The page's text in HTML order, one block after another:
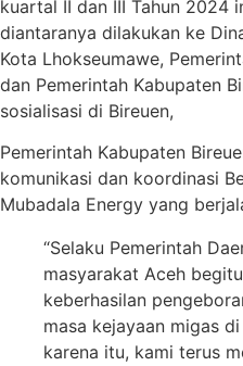
kuartal II dan III Tahun 2024
diantaranya dilakukan ke
Kota Lhokseumawe,
dan Pemerintah Kabupaten
sosialisasi di Bireuen,
Pemerintah Kabupaten
komunikasi dan koordinasi
Mubadala Energy yang
“Selaku Pemerintah
masyarakat Aceh
keberhasilan
masa kejayaan migas
karena itu, kami terus